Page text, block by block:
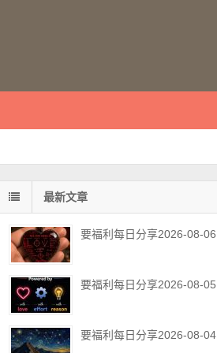
最新文章
要福利每日分享2026-08-06
要福利每日分享2026-08-05
要福利每日分享2026-08-04